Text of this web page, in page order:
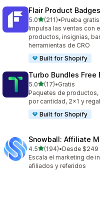
Flair Product
5.0de 5 estrellas
(211)
211 reseñas en total
•Prueba
Impulsa las ventas con
productos, insignias,
herramientas de CRO
Built for Shopify
Turbo Bundles Free
5.0de 5 estrellas
(17)
17 reseñas en total
•Gratis
Paquetes de
por cantidad, 2x1 y
Built for Shopify
Snowball: Affiliate
4.5de 5 estrellas
(194)
194 reseñas en total
•Desde $249
Escala el marketing de
afiliados y referidos